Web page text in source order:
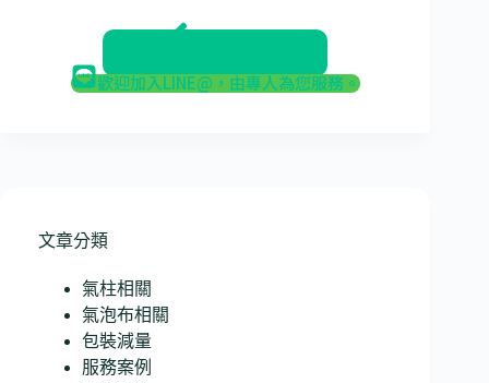
歡迎加入LINE@，由專人為您服務。
文章分類
氣柱相關
氣泡布相關
包裝減量
服務案例